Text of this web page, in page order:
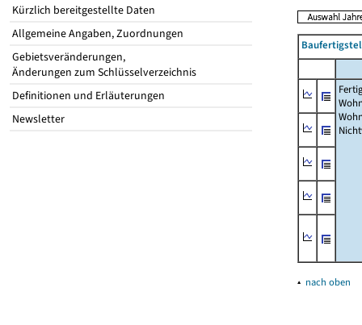
Kürzlich bereitgestellte Daten
Allgemeine Angaben, Zuordnungen
Gebietsveränderungen,
Änderungen zum Schlüsselverzeichnis
Definitionen und Erläuterungen
Newsletter
▴ nach oben